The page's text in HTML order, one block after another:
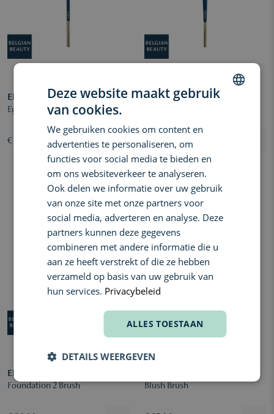
ELIN
Eyeliner Brush
€ 15,00
ELIN
€ 19,00
ELIN
Foundation 2 Brush
Blush Brush
Deze website maakt gebruik
van cookies.
We gebruiken cookies om content en
advertenties te personaliseren, om
functies voor social media te bieden en
om ons websiteverkeer te analyseren.
Ook delen we informatie over uw gebruik
van onze site met onze partners voor
social media, adverteren en analyse. Deze
partners kunnen deze gegevens
combineren met andere informatie die u
aan ze heeft verstrekt of die ze hebben
verzameld op basis van uw gebruik van
hun services. Privacybeleid
ALLES TOESTAAN
DETAILS WEERGEVEN